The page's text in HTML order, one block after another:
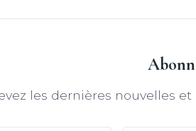
les dernières nouvelles